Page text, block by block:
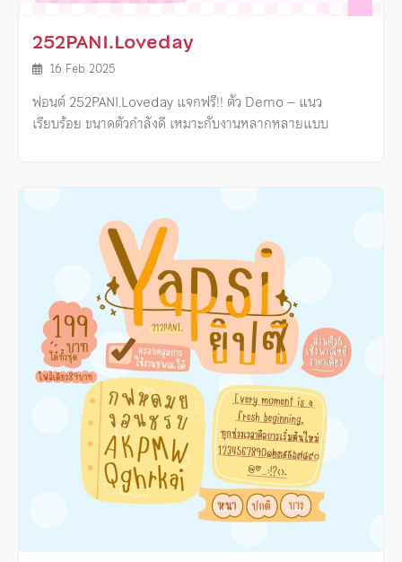
252PANI.Loveday
16 Feb 2025
ฟอนต์ 252PANI.Loveday แจกฟรี!! ตัว Demo – แนว
เรียบร้อย ขนาดตัวกำลังดี เหมาะกับงานหลากหลายแบบ